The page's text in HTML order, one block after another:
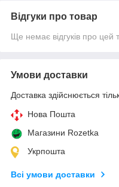
Відгуки про товар
Ще немає відгуків про цей
Умови доставки
Доставка здійснюється
Нова Пошта
Магазини Rozetka
Укрпошта
Всі умови доставки